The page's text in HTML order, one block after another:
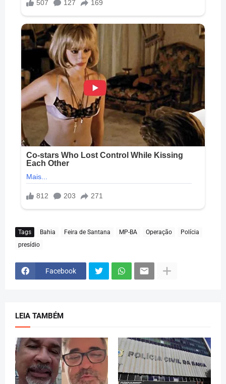
Tags Bahia Feira de Santana MP-BA Operação
Polícia
presídio
Facebook
LEIA TAMBÉM